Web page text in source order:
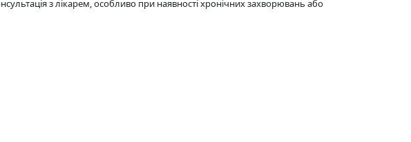
з лікарем, особливо при наявності хронічних захворювань або